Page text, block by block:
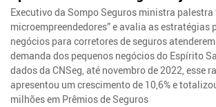
Executivo da Sompo Seguros ministra palestra
microempreendedores” e avalia as estratégias
negócios para corretores de seguros
demanda dos pequenos negócios do Espírito
dados da CNSeg, até novembro de 2022, esse
apresentou um crescimento de 10,6% e
milhões em Prêmios de Seguros